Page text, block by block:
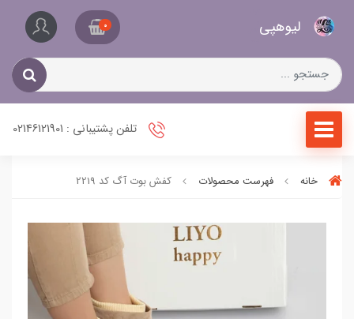
لیو‌هپی 0
تلفن پشتیبانی : 02146121901
خانه فهرست محصولات کفش بوت آگ کد 2219